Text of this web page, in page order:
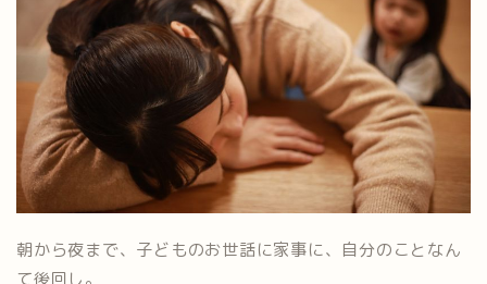
朝から夜まで、子どものお世話に家事に、自分のことなん